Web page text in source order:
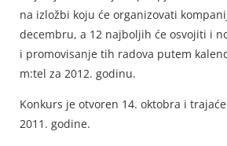
na izložbi koju će organizovati
decembru, a 12 najboljih će osvojiti i
i promovisanje tih radova putem
m:tel za 2012. godinu.
Konkurs je otvoren 14. oktobra i
2011. godine.